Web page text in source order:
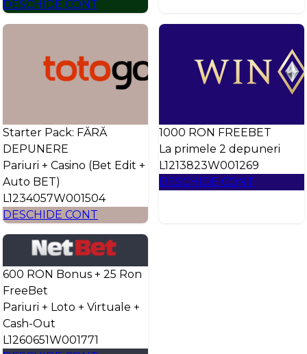
DESCHIDE CONT
Starter Pack: FĂRĂ
DEPUNERE
Pariuri + Casino (Bet Edit +
Auto BET)
L1234057W001504
DESCHIDE CONT
1000 RON FREEBET
La primele 2 depuneri
L1213823W001269
DESCHIDE CONT
600 RON Bonus + 25 Ron
FreeBet
Pariuri + Loto + Virtuale +
Cash-Out
L1260651W001771